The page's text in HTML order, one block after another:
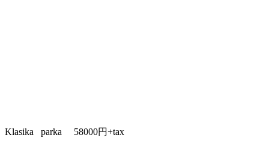
Klasika parka 58000円+tax